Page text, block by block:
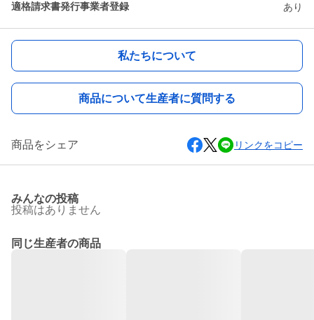
適格請求書発行事業者登録 あり
私たちについて
商品について生産者に質問する
商品をシェア リンクをコピー
みんなの投稿
投稿はありません
同じ生産者の商品